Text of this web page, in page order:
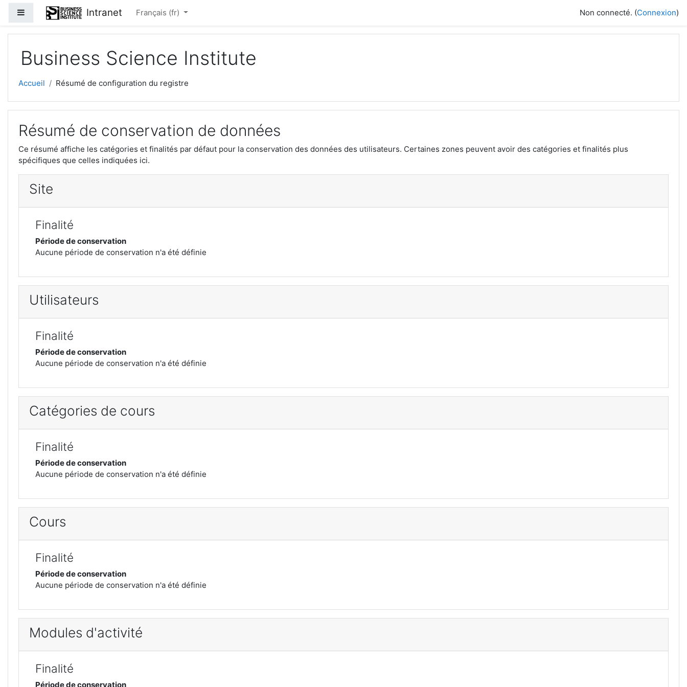
Passer au contenu principal
Panneau latéral Intranet Français ‎(fr)‎ Non connecté. (Connexion)
Business Science Institute
Accueil Résumé de configuration du registre
Résumé de conservation de données
Ce résumé affiche les catégories et finalités par défaut pour la conservation des données des utilisateurs. Certaines zones peuvent avoir des catégories et finalités plus
spécifiques que celles indiquées ici.
Site
Finalité
Période de conservation
Aucune période de conservation n'a été définie
Utilisateurs
Finalité
Période de conservation
Aucune période de conservation n'a été définie
Catégories de cours
Finalité
Période de conservation
Aucune période de conservation n'a été définie
Cours
Finalité
Période de conservation
Aucune période de conservation n'a été définie
Modules d'activité
Finalité
Période de conservation